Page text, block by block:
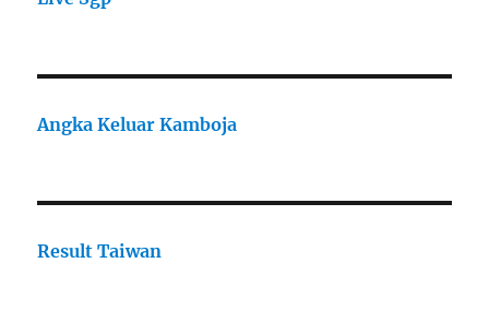
Angka Keluar Kamboja
Result Taiwan